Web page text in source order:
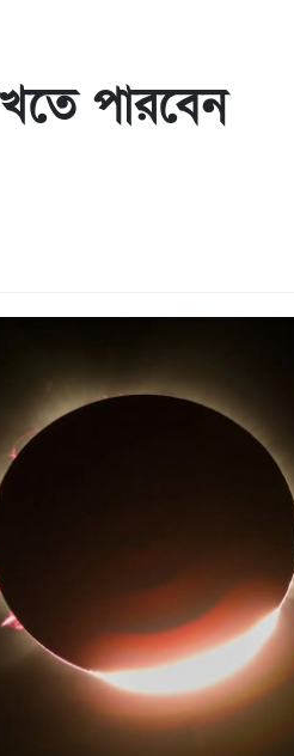
পারবেন